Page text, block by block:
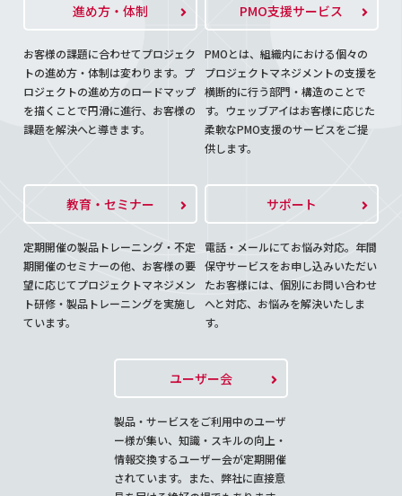
進め方・体制
お客様の課題に合わせてプロジェク
トの進め方・体制は変わります。プ
ロジェクトの進め方のロードマップ
を描くことで円滑に進行、お客様の
課題を解決へと導きます。
PMO支援サービス
PMOとは、組織内における個々の
プロジェクトマネジメントの支援を
横断的に行う部門・構造のことで
す。ウェッブアイはお客様に応じた
柔軟なPMO支援のサービスをご提
供します。
教育・セミナー
定期開催の製品トレーニング・不定
期開催のセミナーの他、お客様の要
望に応じてプロジェクトマネジメン
ト研修・製品トレーニングを実施し
ています。
サポート
電話・メールにてお悩み対応。年間
保守サービスをお申し込みいただい
たお客様には、個別にお問い合わせ
へと対応、お悩みを解決いたしま
す。
ユーザー会
製品・サービスをご利用中のユーザ
ー様が集い、知識・スキルの向上・
情報交換するユーザー会が定期開催
されています。また、弊社に直接意